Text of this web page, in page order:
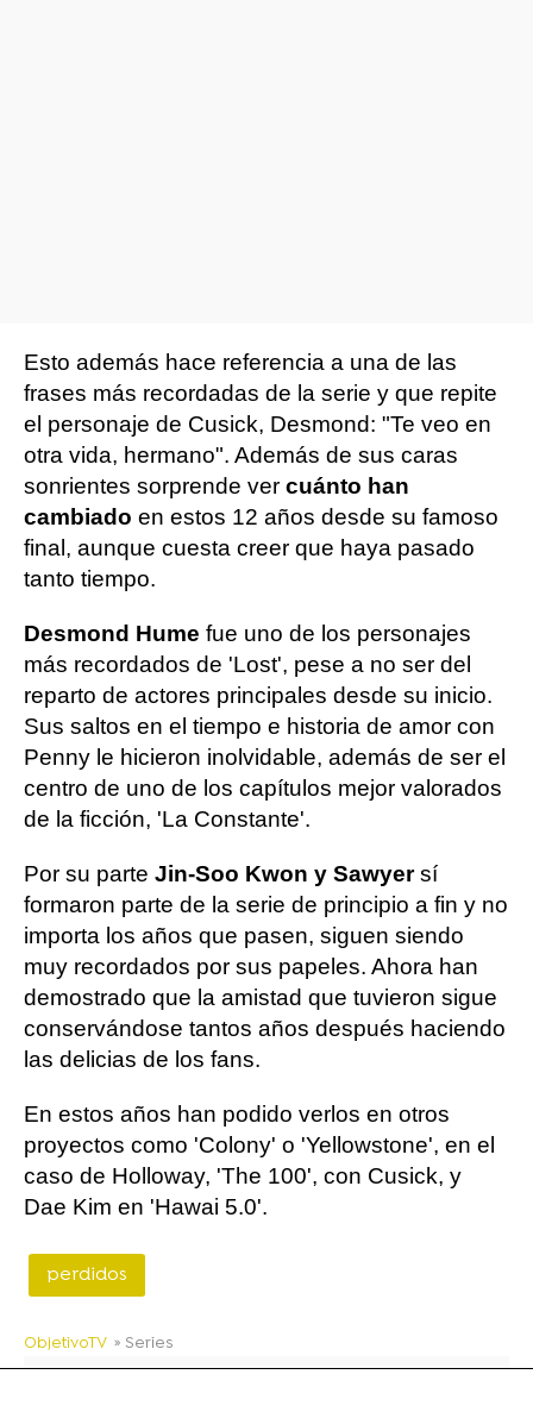
Esto además hace referencia a una de las
frases más recordadas de la serie y que repite
el personaje de Cusick, Desmond: "Te veo en
otra vida, hermano". Además de sus caras
sonrientes sorprende ver cuánto han
cambiado en estos 12 años desde su famoso
final, aunque cuesta creer que haya pasado
tanto tiempo.
Desmond Hume fue uno de los personajes
más recordados de 'Lost', pese a no ser del
reparto de actores principales desde su inicio.
Sus saltos en el tiempo e historia de amor con
Penny le hicieron inolvidable, además de ser el
centro de uno de los capítulos mejor valorados
de la ficción, 'La Constante'.
Por su parte Jin-Soo Kwon y Sawyersí
formaron parte de la serie de principio a fin y no
importa los años que pasen, siguen siendo
muy recordados por sus papeles. Ahora han
demostrado que la amistad que tuvieron sigue
conservándose tantos años después haciendo
las delicias de los fans.
En estos años han podido verlos en otros
proyectos como 'Colony' o 'Yellowstone', en el
caso de Holloway, 'The 100', con Cusick, y
Dae Kim en 'Hawai 5.0'.
perdidos
ObjetivoTV » Series